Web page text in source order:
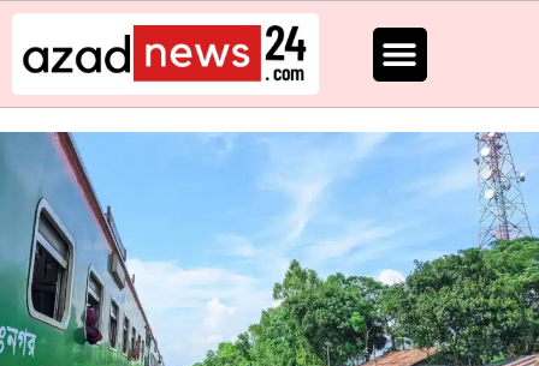
Skip
content